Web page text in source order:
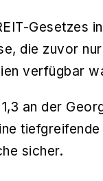
Gesetzes
die zuvor
verfügbar
an der
sicher.